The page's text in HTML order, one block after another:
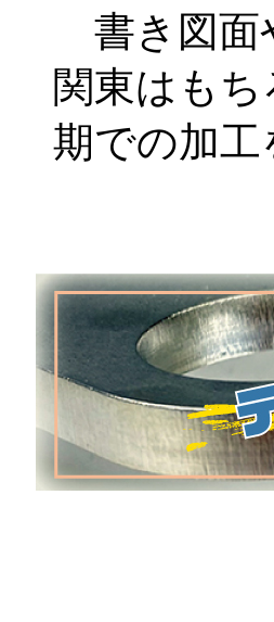
書き図面
関東はも
期での加